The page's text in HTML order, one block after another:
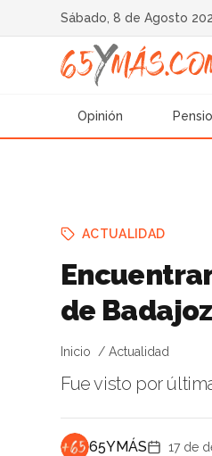
Sábado, 8 de Agosto
Opinión
ACTUALIDAD
de
Inicio Actualidad
Fue visto por
65YMÁS 17 de